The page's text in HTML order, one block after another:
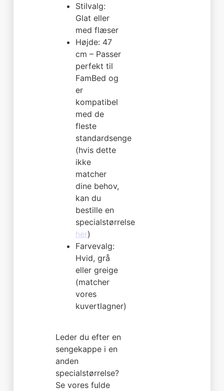
Stilvalg:
Glat eller
med flæser
Højde: 47
cm – Passer
perfekt til
FamBed og
er
kompatibel
med de
fleste
standardsenge
(hvis dette
ikke
matcher
dine behov,
kan du
bestille en
specialstørrelse
her)
Farvevalg:
Hvid, grå
eller greige
(matcher
vores
kuvertlagner)
Leder du efter en
sengekappe i en
anden
specialstørrelse?
Se vores fulde